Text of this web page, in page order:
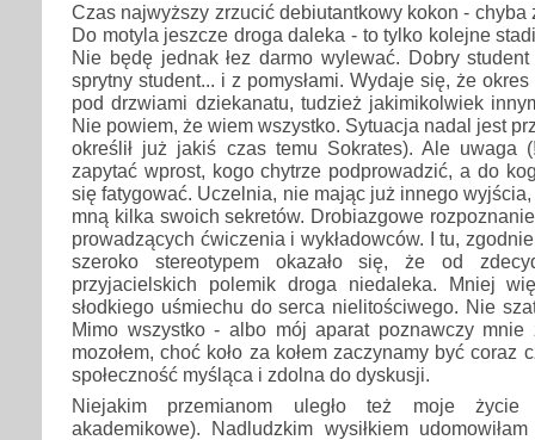
Czas najwyższy zrzucić debiutantkowy kokon - chyba
Do motyla jeszcze droga daleka - to tylko kolejne
Nie będę jednak łez darmo wylewać. Dobry
sprytny student... i z pomysłami. Wydaje się, że
pod drzwiami dziekanatu, tudzież jakimikolwiek
Nie powiem, że wiem wszystko. Sytuacja nadal jest
określił już jakiś czas temu Sokrates). Ale uwaga
zapytać wprost, kogo chytrze podprowadzić, a do
się fatygować. Uczelnia, nie mając już innego wyjścia,
mną kilka swoich sekretów. Drobiazgowe
prowadzących ćwiczenia i wykładowców. I tu,
szeroko stereotypem okazało się, że od
przyjacielskich polemik droga niedaleka. Mniej
słodkiego uśmiechu do serca nielitościwego. Nie
Mimo wszystko - albo mój aparat poznawczy
mozołem, choć koło za kołem zaczynamy być coraz
społeczność myśląca i zdolna do dyskusji.
Niejakim przemianom uległo też moje życie
akademikowe). Nadludzkim wysiłkiem